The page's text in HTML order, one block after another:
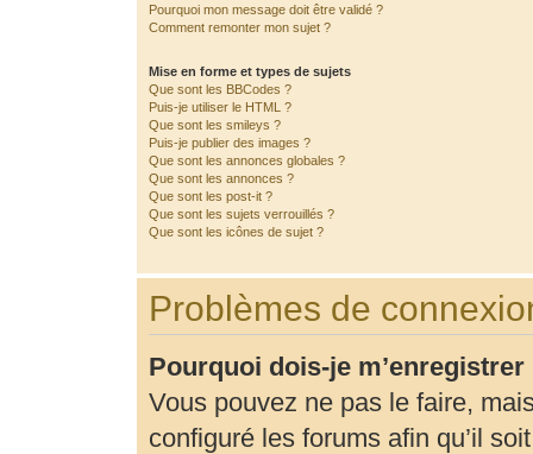
Pourquoi mon message doit être validé ?
Comment remonter mon sujet ?
Mise en forme et types de sujets
Que sont les BBCodes ?
Puis-je utiliser le HTML ?
Que sont les smileys ?
Puis-je publier des images ?
Que sont les annonces globales ?
Que sont les annonces ?
Que sont les post-it ?
Que sont les sujets verrouillés ?
Que sont les icônes de sujet ?
Problèmes de
Pourquoi dois-je m’enregistrer
Vous pouvez ne pas le faire,
configuré les forums afin qu’il